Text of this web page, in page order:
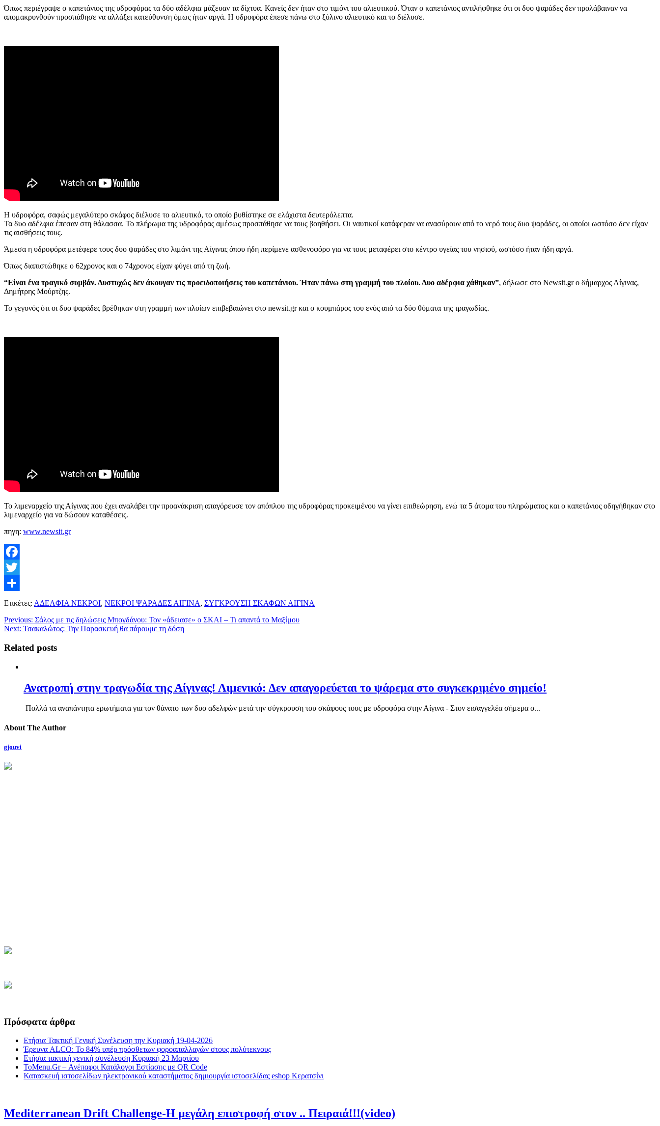
Όπως περιέγραψε ο καπετάνιος της υδροφόρας τα δύο αδέλφια μάζευαν τα δίχτυα. Κανείς δεν ήταν στο τιμόνι του αλιευτικού. Όταν ο καπετάνιος αντιλήφθηκε ότι οι δυο ψαράδες δεν προλάβαιναν να
απομακρυνθούν προσπάθησε να αλλάξει κατεύθυνση όμως ήταν αργά. Η υδροφόρα έπεσε πάνω στο ξύλινο αλιευτικό και το διέλυσε.
Η υδροφόρα, σαφώς μεγαλύτερο σκάφος διέλυσε το αλιευτικό, το οποίο βυθίστηκε σε ελάχιστα δευτερόλεπτα.
Τα δυο αδέλφια έπεσαν στη θάλασσα. Το πλήρωμα της υδροφόρας αμέσως προσπάθησε να τους βοηθήσει. Οι ναυτικοί κατάφεραν να ανασύρουν από το νερό τους δυο ψαράδες, οι οποίοι ωστόσο δεν είχαν
τις αισθήσεις τους.
Άμεσα η υδροφόρα μετέφερε τους δυο ψαράδες στο λιμάνι της Αίγινας όπου ήδη περίμενε ασθενοφόρο για να τους μεταφέρει στο κέντρο υγείας του νησιού, ωστόσο ήταν ήδη αργά.
Όπως διαπιστώθηκε ο 62χρονος και ο 74χρονος είχαν φύγει από τη ζωή.
“Είναι ένα τραγικό συμβάν. Δυστυχώς δεν άκουγαν τις προειδοποιήσεις του καπετάνιου. Ήταν πάνω στη γραμμή του πλοίου. Δυο αδέρφια χάθηκαν”, δήλωσε στο Newsit.gr ο δήμαρχος Αίγινας,
Δημήτρης Μούρτζης.
Το γεγονός ότι οι δυο ψαράδες βρέθηκαν στη γραμμή των πλοίων επιβεβαιώνει στο newsit.gr και ο κουμπάρος του ενός από τα δύο θύματα της τραγωδίας.
Το λιμεναρχείο της Αίγινας που έχει αναλάβει την προανάκριση απαγόρευσε τον απόπλου της υδροφόρας προκειμένου να γίνει επιθεώρηση, ενώ τα 5 άτομα του πληρώματος και ο καπετάνιος οδηγήθηκαν στο
λιμεναρχείο για να δώσουν καταθέσεις.
πηγη: www.newsit.gr
Facebook
Twitter
Μοιραστείτε
Ετικέτες: ΑΔΕΛΦΙΑ ΝΕΚΡΟΙ, ΝΕΚΡΟΙ ΨΑΡΑΔΕΣ ΑΙΓΙΝΑ, ΣΥΓΚΡΟΥΣΗ ΣΚΑΦΩΝ ΑΙΓΙΝΑ
Previous: Σάλος με τις δηλώσεις Μπογδάνου: Τον «άδειασε» ο ΣΚΑΙ – Τι απαντά το Μαξίμου
Next: Τσακαλώτος: Την Παρασκευή θα πάρουμε τη δόση
Related posts
Ανατροπή στην τραγωδία της Αίγινας! Λιμενικό: Δεν απαγορεύεται το ψάρεμα στο συγκεκριμένο σημείο!
Πολλά τα αναπάντητα ερωτήματα για τον θάνατο των δυο αδελφών μετά την σύγκρουση του σκάφους τους με υδροφόρα στην Αίγινα - Στον εισαγγελέα σήμερα ο...
About The Author
gjouvi
Πρόσφατα άρθρα
Ετήσια Τακτική Γενική Συνέλευση την Κυριακή 19-04-2026
Έρευνα ALCO: Το 84% υπέρ πρόσθετων φοροαπαλλαγών στους πολύτεκνους
Ετήσια τακτική γενική συνέλευση Κυριακή 23 Μαρτίου
ToMenu.Gr – Ανέπαφοι Κατάλογοι Εστίασης με QR Code
Κατασκευή ιστοσελίδων ηλεκτρονικού καταστήματος δημιουργία ιστοσελίδας eshop Κερατσίνι
Mediterranean Drift Challenge-Η μεγάλη επιστροφή στον .. Πειραιά!!!(video)